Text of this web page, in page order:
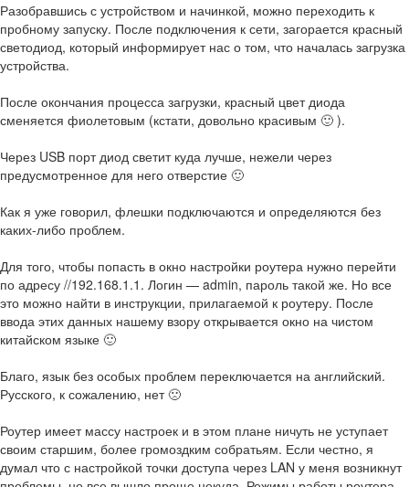
Разобравшись с устройством и начинкой, можно переходить к
пробному запуску. После подключения к сети, загорается красный
светодиод, который информирует нас о том, что началась загрузка
устройства.
После окончания процесса загрузки, красный цвет диода
сменяется фиолетовым (кстати, довольно красивым 🙂 ).
Через USB порт диод светит куда лучше, нежели через
предусмотренное для него отверстие 🙂
Как я уже говорил, флешки подключаются и определяются без
каких-либо проблем.
Для того, чтобы попасть в окно настройки роутера нужно перейти
по адресу //192.168.1.1. Логин — admin, пароль такой же. Но все
это можно найти в инструкции, прилагаемой к роутеру. После
ввода этих данных нашему взору открывается окно на чистом
китайском языке 🙂
Благо, язык без особых проблем переключается на английский.
Русского, к сожалению, нет 🙁
Роутер имеет массу настроек и в этом плане ничуть не уступает
своим старшим, более громоздким собратьям. Если честно, я
думал что с настройкой точки доступа через LAN у меня возникнут